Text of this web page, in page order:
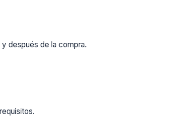
después de la compra.